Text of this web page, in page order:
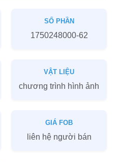
SỐ PHẦN
1750248000-62
VẬT LIỆU
chương trình hình ảnh
GIÁ FOB
liên hệ người bán